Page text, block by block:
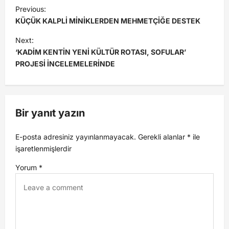
Previous:
KÜÇÜK KALPLİ MİNİKLERDEN MEHMETÇİĞE DESTEK
Next:
‘KADİM KENTİN YENİ KÜLTÜR ROTASI, SOFULAR’
PROJESİ İNCELEMELERİNDE
Bir yanıt yazın
E-posta adresiniz yayınlanmayacak. Gerekli alanlar * ile
işaretlenmişlerdir
Yorum *